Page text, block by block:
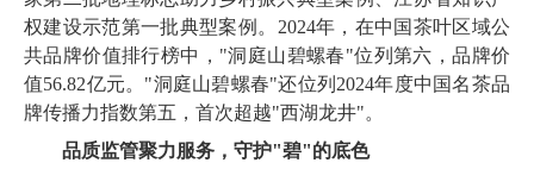
权建设示范第一批典型案例。2024年，在中国茶叶区域公
共品牌价值排行榜中，"洞庭山碧螺春"位列第六，品牌价
值56.82亿元。"洞庭山碧螺春"还位列2024年度中国名茶品
牌传播力指数第五，首次超越"西湖龙井"。
品质监管聚力服务，守护"碧"的底色